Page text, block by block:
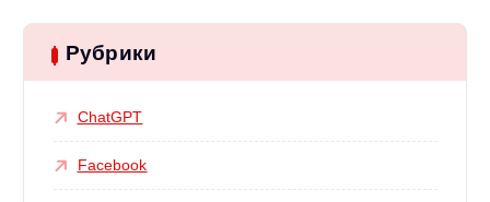
Рубрики
ChatGPT
Facebook